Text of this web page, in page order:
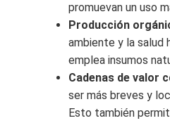
promuevan un uso
Producción
ambiente y la salud
emplea insumos
Cadenas de valor
ser más breves y
Esto también